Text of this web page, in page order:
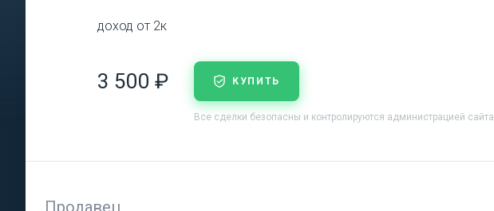
доход от 2к
3 500 ₽ КУПИТЬ
Все сделки безопасны и контролируются администрацией сайта
Продавец